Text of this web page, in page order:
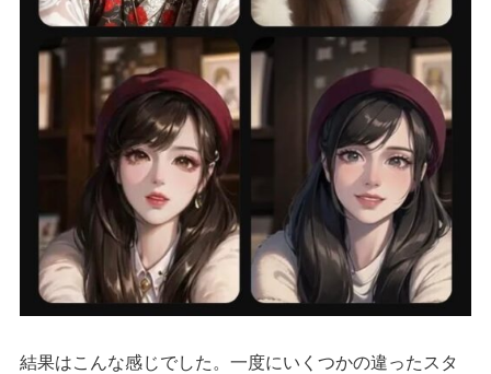
結果はこんな感じでした。一度にいくつかの違ったスタ